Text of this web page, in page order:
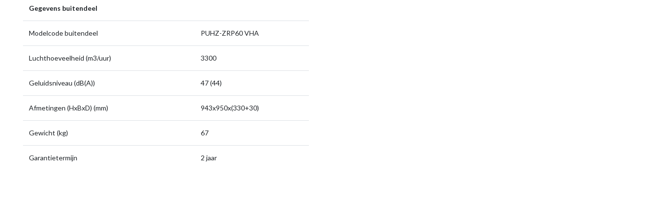
Gegevens buitendeel
Modelcode buitendeel PUHZ-ZRP60 VHA
Luchthoeveelheid (m3/uur) 3300
Geluidsniveau (dB(A)) 47 (44)
Afmetingen (HxBxD) (mm) 943x950x(330+30)
Gewicht (kg) 67
Garantietermijn 2 jaar